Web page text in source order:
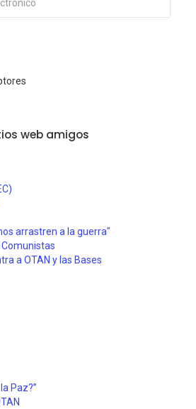
web amigos
arrastren a la guerra"
a OTAN y las Bases
Paz?”